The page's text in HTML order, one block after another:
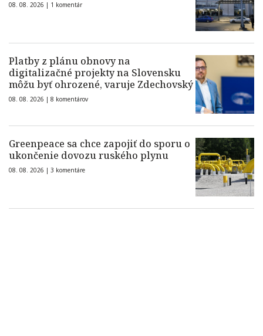
08. 08. 2026 | 1 komentár
Platby z plánu obnovy na
digitalizačné projekty na Slovensku
môžu byť ohrozené, varuje Zdechovský
08. 08. 2026 | 8 komentárov
Greenpeace sa chce zapojiť do sporu o
ukončenie dovozu ruského plynu
08. 08. 2026 | 3 komentáre